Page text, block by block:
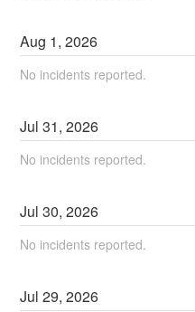
Aug 1,2026
No incidents reported.
Jul31,2026
No incidents reported.
Jul30,2026
No incidents reported.
Jul29,2026